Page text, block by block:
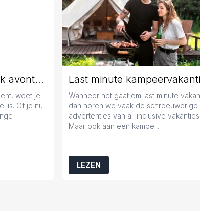
Jouw partner voor elk avontuur
weet je
is. Of je nu
Wanneer het gaat om last minute
dan horen we vaak de schreeuwerige
advertenties van all inclusive vakanties.
Maar ook aan een kampe...
LEZEN